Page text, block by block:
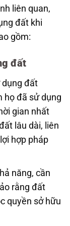
liên quan,
đất khi
gồm:
đất
dụng đất
họ đã sử dụng
gian nhất
lâu dài, liên
hợp pháp
năng, cần
rằng đất
quyền sở hữu